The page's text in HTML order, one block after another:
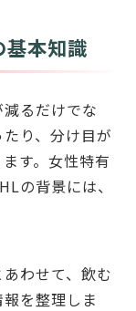
基本知識
るだけでな
り、分け目が
す。女性特有
の背景には、
わせて、飲む
を整理しま